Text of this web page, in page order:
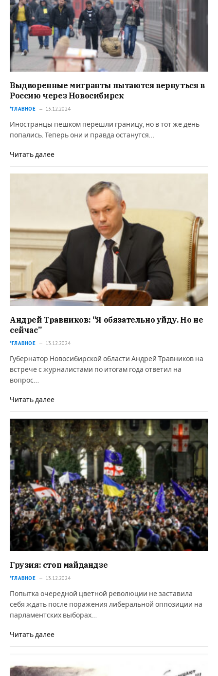
Выдворенные мигранты пытаются вернуться в
Россию через Новосибирск
*ГЛАВНОЕ 13.12.2024
Иностранцы пешком перешли границу, но в тот же день
попались. Теперь они и правда останутся…
Читать далее
Андрей Травников: “Я обязательно уйду. Но не
сейчас”
*ГЛАВНОЕ 13.12.2024
Губернатор Новосибирской области Андрей Травников на
встрече с журналистами по итогам года ответил на
вопрос…
Читать далее
Грузия: стоп майдандзе
*ГЛАВНОЕ 13.12.2024
Попытка очередной цветной революции не заставила
себя ждать после поражения либеральной оппозиции на
парламентских выборах…
Читать далее